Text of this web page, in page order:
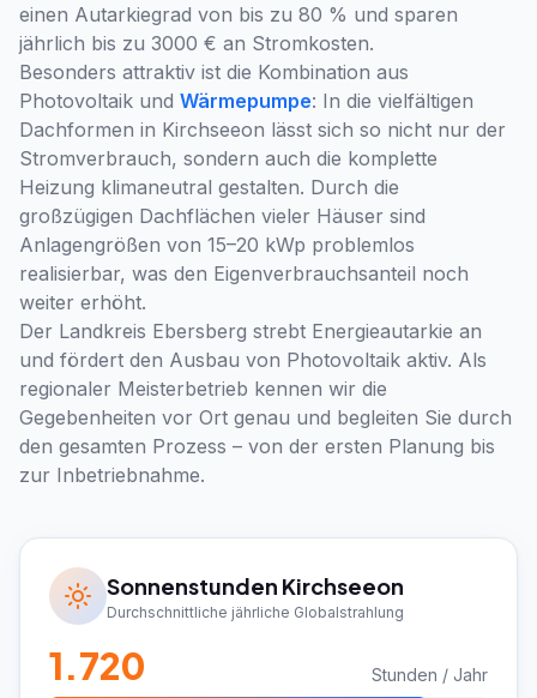
einen Autarkiegrad von bis zu 80 % und sparen
jährlich bis zu 3000 € an Stromkosten.
Besonders attraktiv ist die Kombination aus
Photovoltaik und Wärmepumpe: In die vielfältigen
Dachformen in Kirchseeon lässt sich so nicht nur der
Stromverbrauch, sondern auch die komplette
Heizung klimaneutral gestalten. Durch die
großzügigen Dachflächen vieler Häuser sind
Anlagengrößen von 15–20 kWp problemlos
realisierbar, was den Eigenverbrauchsanteil noch
weiter erhöht.
Der Landkreis Ebersberg strebt Energieautarkie an
und fördert den Ausbau von Photovoltaik aktiv. Als
regionaler Meisterbetrieb kennen wir die
Gegebenheiten vor Ort genau und begleiten Sie durch
den gesamten Prozess – von der ersten Planung bis
zur Inbetriebnahme.
Sonnenstunden Kirchseeon
Durchschnittliche jährliche Globalstrahlung
1.720 Stunden / Jahr